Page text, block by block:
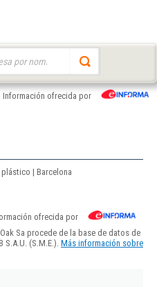
Información ofrecida por
| Barcelona
ofrecida por
Sa procede de la base de datos de
S.A.U. (S.M.E.). Más información sobre